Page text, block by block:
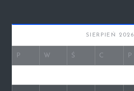
SIERPIEŃ 2026
P W Ś C P